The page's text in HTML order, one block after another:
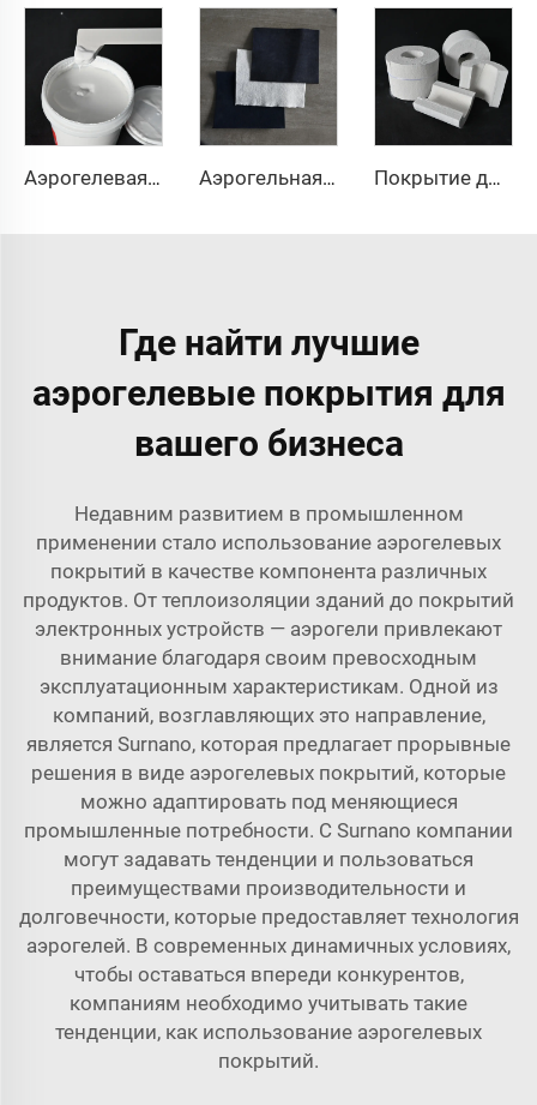
Аэрогелевая краска Аэрогельная ткань Покрытие для трубопроводов из аэрогеля
Где найти лучшие
аэрогелевые покрытия для
вашего бизнеса
Недавним развитием в промышленном
применении стало использование аэрогелевых
покрытий в качестве компонента различных
продуктов. От теплоизоляции зданий до покрытий
электронных устройств — аэрогели привлекают
внимание благодаря своим превосходным
эксплуатационным характеристикам. Одной из
компаний, возглавляющих это направление,
является Surnano, которая предлагает прорывные
решения в виде аэрогелевых покрытий, которые
можно адаптировать под меняющиеся
промышленные потребности. С Surnano компании
могут задавать тенденции и пользоваться
преимуществами производительности и
долговечности, которые предоставляет технология
аэрогелей. В современных динамичных условиях,
чтобы оставаться впереди конкурентов,
компаниям необходимо учитывать такие
тенденции, как использование аэрогелевых
покрытий.